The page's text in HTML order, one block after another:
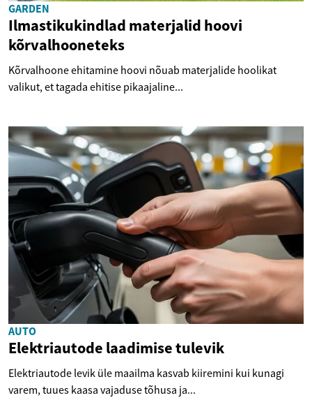
GARDEN
Ilmastikukindlad materjalid hoovi
kõrvalhooneteks
Kõrvalhoone ehitamine hoovi nõuab materjalide hoolikat
valikut, et tagada ehitise pikaajaline...
AUTO
Elektriautode laadimise tulevik
Elektriautode levik üle maailma kasvab kiiremini kui kunagi
varem, tuues kaasa vajaduse tõhusa ja...